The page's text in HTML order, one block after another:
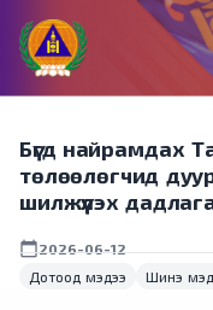
Бүгд найрамдах
төлөөлөгчид
шилжүүлэх
calendar_today2026-06-12
Дотоод мэдээ
Шинэ